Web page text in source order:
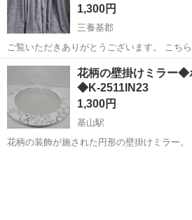
1,300円
三養基郡
ご覧いただきありがとうございます。 こち
品】として展示されていた商品でございます。 展示品ならではの
感と使用感の少なさが特徴です。 【商品詳細】 ・商品:カーテン(2枚1
組) ...
佐賀 三養基郡 カーテン、ブライン
花柄の壁掛けミラー
◆K-2511IN23
1,300円
基山駅
花柄の装飾が施された円形の壁掛けミラー。 - デザイン: 花柄の装飾が